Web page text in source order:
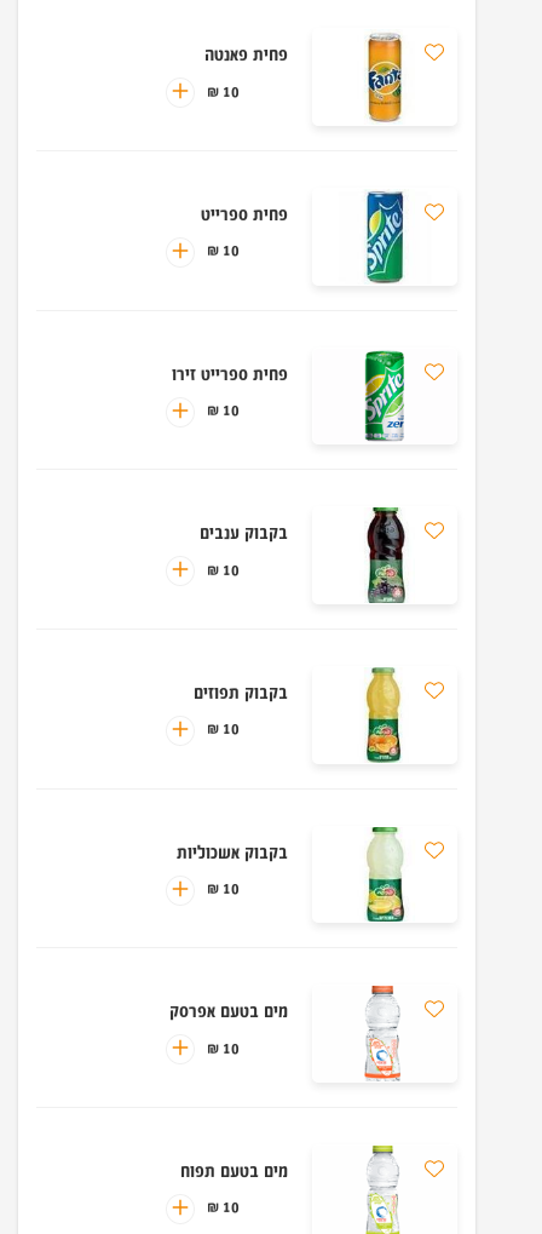
פחית פאנטה
10 ₪
פחית ספרייט
10 ₪
פחית ספרייט זירו
10 ₪
בקבוק ענבים
10 ₪
בקבוק תפוזים
10 ₪
בקבוק אשכוליות
10 ₪
מים בטעם אפרסק
10 ₪
מים בטעם תפוח
10 ₪